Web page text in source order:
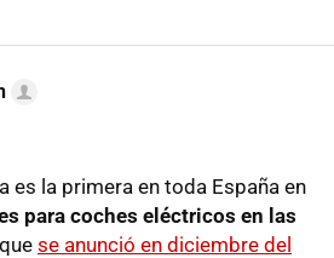
es la primera en toda España en
para coches eléctricos en las
se anunció en diciembre del